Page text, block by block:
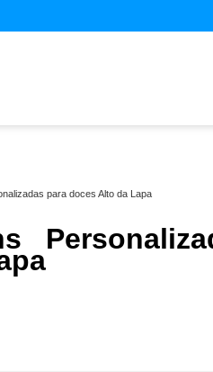
para doces Alto da Lapa